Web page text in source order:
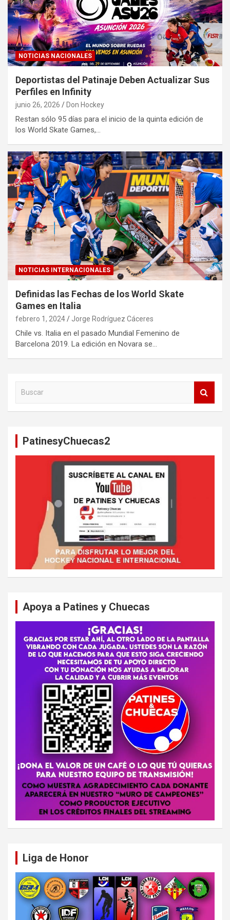
NOTICIAS NACIONALES
Deportistas del Patinaje Deben Actualizar Sus
Perfiles en Infinity
junio 26, 2026 Don Hockey
Restan sólo 95 días para el inicio de la quinta edición de
los World Skate Games,…
NOTICIAS INTERNACIONALES
Definidas las Fechas de los World Skate
Games en Italia
febrero 1, 2024 Jorge Rodríguez Cáceres
Chile vs. Italia en el pasado Mundial Femenino de
Barcelona 2019. La edición en Novara se…
PatinesyChuecas2
Apoya a Patines y Chuecas
Liga de Honor